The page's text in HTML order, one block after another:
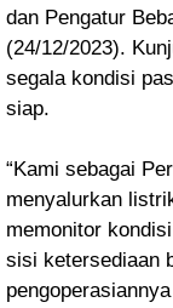
dan Pengatur
(24/12/2023).
segala kondisi
siap.
“Kami sebagai
menyalurkan
memonitor
sisi ketersediaan